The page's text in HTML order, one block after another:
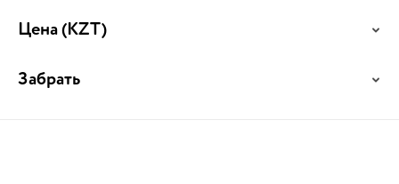
Цена(KZT)
Забрать